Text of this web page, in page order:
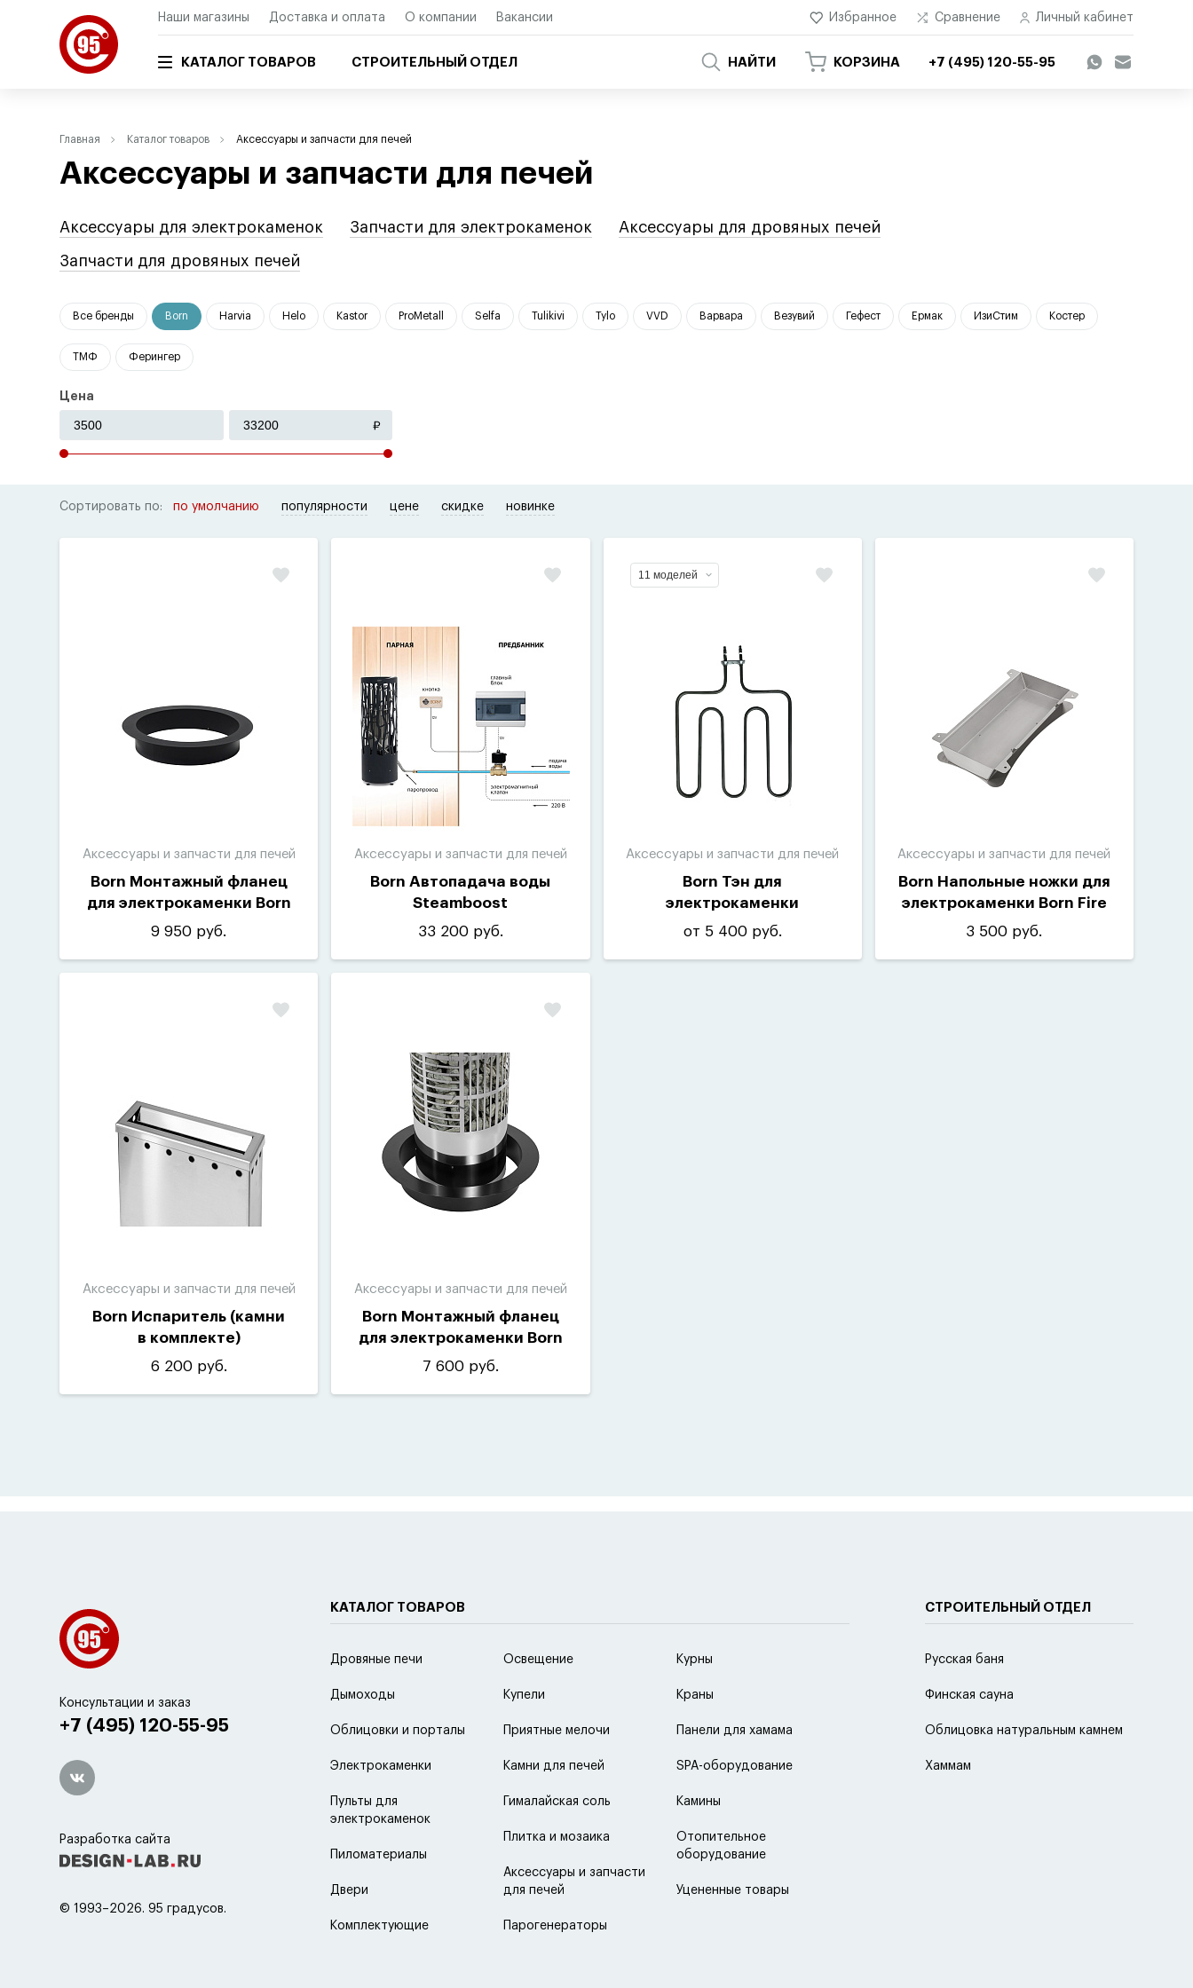
Наши магазины Доставка и оплата О компании Вакансии Избранное Сравнение Личный кабинет
КАТАЛОГ ТОВАРОВ СТРОИТЕЛЬНЫЙ ОТДЕЛ НАЙТИ КОРЗИНА +7 (495) 120-55-95
Главная Каталог товаров Аксессуары и запчасти для печей
Аксессуары и запчасти для печей
Аксессуары для электрокаменок Запчасти для электрокаменок Аксессуары для дровяных печей
Запчасти для дровяных печей
Все бренды Born Harvia Helo Kastor ProMetall Selfa Tulikivi Tylo VVD Варвара Везувий Гефест Ермак ИзиСтим Костер
ТМФ Ферингер
Цена
Сортировать по: по умолчанию популярности цене скидке новинке
Аксессуары и запчасти для печей
Born Монтажный фланец
для электрокаменки Born
Rock
9 950 руб.
Аксессуары и запчасти для печей
Born Автопадача воды
Steamboost
33 200 руб.
11 моделей
Аксессуары и запчасти для печей
Born Тэн для
электрокаменки
от 5 400 руб.
Аксессуары и запчасти для печей
Born Напольные ножки для
электрокаменки Born Fire
3 500 руб.
Аксессуары и запчасти для печей
Born Испаритель (камни
в комплекте)
6 200 руб.
Аксессуары и запчасти для печей
Born Монтажный фланец
для электрокаменки Born
Line, Rain
7 600 руб.
Консультации и заказ
+7 (495) 120-55-95
Разработка сайта
© 1993–2026. 95 градусов.
КАТАЛОГ ТОВАРОВ
Дровяные печи
Дымоходы
Облицовки и порталы
Электрокаменки
Пульты для
электрокаменок
Пиломатериалы
Двери
Комплектующие
Освещение
Купели
Приятные мелочи
Камни для печей
Гималайская соль
Плитка и мозаика
Аксессуары и запчасти
для печей
Парогенераторы
Курны
Краны
Панели для хамама
SPA-оборудование
Камины
Отопительное
оборудование
Уцененные товары
СТРОИТЕЛЬНЫЙ ОТДЕЛ
Русская баня
Финская сауна
Облицовка натуральным камнем
Хаммам